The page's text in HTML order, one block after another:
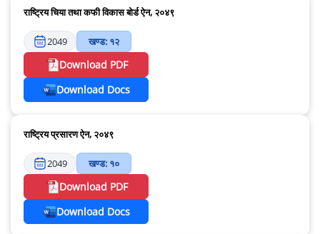
राष्ट्रिय चिया तथा कफी विकास बोर्ड ऐन, २०४९
2049 खण्ड: १२
Download PDF
Download Docs
राष्ट्रिय प्रसारण ऐन, २०४९
2049 खण्ड: १०
Download PDF
Download Docs